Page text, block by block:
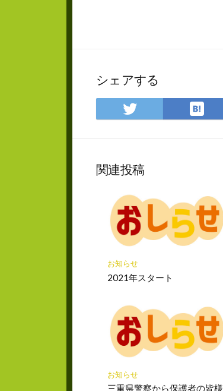
シェアする
Twitter
で
ア
は
て
マ
ー
ク
に
関連投稿
お知らせ
2021年スタート
お知らせ
三重県警察から保護者の皆様